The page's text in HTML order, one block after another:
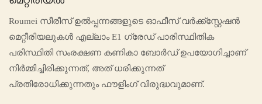
Roumei സീരീസ് ഉൽപ്പന്നങ്ങളുടെ ഓഫീസ് വർക്ക്‌സ്റ്റേഷൻ
മെറ്റീരിയലുകൾ എല്ലാം E1 ഗ്രേഡ് പാരിസ്ഥിതിക
പരിസ്ഥിതി സംരക്ഷണ കണികാ ബോർഡ് ഉപയോഗിച്ചാണ്
നിർമ്മിച്ചിരിക്കുന്നത്, അത് ധരിക്കുന്നത്
പ്രതിരോധിക്കുന്നതും ഫൗളിംഗ് വിരുദ്ധവുമാണ്.